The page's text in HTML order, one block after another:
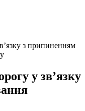
з припиненням
у зв’язку